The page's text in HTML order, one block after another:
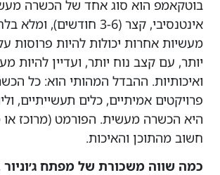
בוטקאמפ הוא סוג אחד של הכשרה
אינטנסיבי, קצר (3-6
מעשיות אחרות יכולות להיות פרוסות
יותר, עם קצב נוח יותר, ועדיין להיות
ואיכותיות. ההבדל המהותי הוא: כל
פרויקטים אמיתיים, כלים תעשייתיים,
היא הכשרה מעשית. הפורמט (מרוכז או
חשוב מהתוכן והאיכות.
כמה שווה משכורת של מפתח